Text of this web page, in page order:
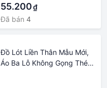
55.200₫
Đã bán 4
Đồ Lót Liền Thân Mẫu Mới,
Áo Ba Lỗ Không Gọng Thép